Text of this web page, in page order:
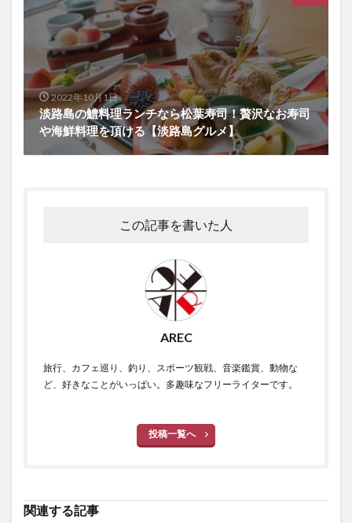
2022年10月1日
淡路島の鱧料理ランチなら松葉寿司！贅沢なお寿司
や海鮮料理を頂ける【淡路島グルメ】
この記事を書いた人
AREC
旅行、カフェ巡り、釣り、スポーツ観戦、音楽鑑賞、動物な
ど、好きなことがいっぱい。多趣味なフリーライターです。
投稿一覧へ
関連する記事